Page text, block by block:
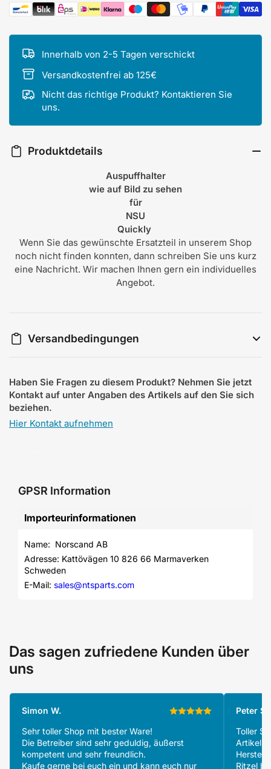
Zahlungsmethoden
Innerhalb von 2-5 Tagen verschickt
Versandkostenfrei ab 125€
Nicht das richtige Produkt? Kontaktieren Sie
uns.
Produktdetails
Auspuffhalter
wie auf Bild zu sehen
für
NSU
Quickly
Wenn Sie das gewünschte Ersatzteil in unserem Shop
noch nicht finden konnten, dann schreiben Sie uns kurz
eine Nachricht. Wir machen Ihnen gern ein individuelles
Angebot.
Versandbedingungen
Haben Sie Fragen zu diesem Produkt? Nehmen Sie jetzt
Kontakt auf unter Angaben des Artikels auf den Sie sich
beziehen.
Hier Kontakt aufnehmen
GPSR Information
Importeurinformationen
Name:  Norscand AB
Adresse: Kattövägen 10 826 66 Marmaverken
Schweden
E-Mail: sales@ntsparts.com
Das sagen zufriedene Kunden über
uns
Simon W.
Sehr toller Shop mit bester Ware!
Die Betreiber sind sehr geduldig, äußerst
kompetent und sehr freundlich.
Kaufe gerne bei euch ein und kann euch nur
Peter S.
Toller
Artikeln
Ritzel